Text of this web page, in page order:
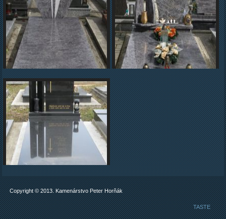
Copyright © 2013. Kamenárstvo Peter Horňák
TASTE